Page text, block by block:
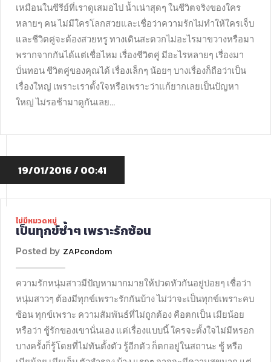
เหมือนในซีรีย์ที่เราดูเสมอไป น้ำเน่าสุดๆ ในชีวิตจริงของใคร
หลายๆ คน ไม่มีใครโลกสวยและเชื่อว่าความรักไม่ทำให้ใครเจ็บ
และชีวิตคู่จะต้องสวยหรู ทางเดินสะดวกไม่อะไรมาขวางหรือมา
พรากจากกันได้แต่เชื่อไหม เรื่องชีวิตคู่ มีอะไรหลายๆ เรื่องมา
บั่นทอน ชีวิตคู่ของคุณได้ เรื่องเล็กๆ น้อยๆ บางเรื่องก็ถือว่าเป็น
เรื่องใหญ่ เพราะเราตั้งใจหรือเพราะว่าแก้ยากเลยเป็นปัญหา
ใหญ่ ไม่รอช้ามาดูกันเลย…
ไม่มีหมวดหมู่
เป็นทุกข์ซ้ำๆ เพราะรักซ้อน
Posted by ZAPcondom
ความรักหนุ่มสาวมีปัญหามากมายให้ปวดหัวกันอยู่บ่อยๆ เชื่อว่า
หนุ่มสาวๆ ต้องมีทุกข์เพราะรักกันบ้าง ไม่ว่าจะเป็นทุกข์เพราะคบ
ซ้อน ทุกข์เพราะ ความสัมพันธ์ที่ไม่ถูกต้อง คือตกเป็น เมียน้อย
หรือว่า ชู้รักของเขานั่นเอง แต่เรื่องแบบนี้ ใครจะตั้งใจไม่มีหรอก
บางครั้งก็รู้โดยที่ไม่ทันตั้งตัว รู้อีกตัว ก็ตกอยู่ในสถานะ ชู้ หรือ
19/01/2016 / 00:41